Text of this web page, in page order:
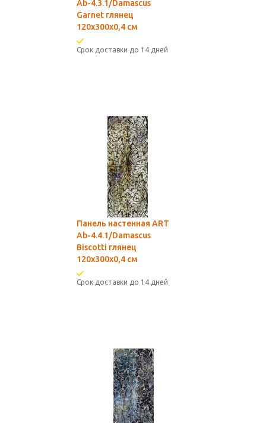
Ab-4.3.1/Damascus
Garnet глянец
120х300x0,4 см
Срок доставки до 14 дней
Панель настенная ART
Ab-4.4.1/Damascus
Biscotti глянец
120х300x0,4 см
Срок доставки до 14 дней